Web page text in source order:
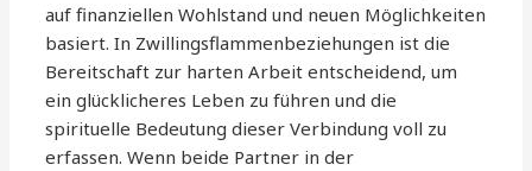
auf finanziellen Wohlstand und neuen Möglichkeiten
basiert. In Zwillingsflammenbeziehungen ist die
Bereitschaft zur harten Arbeit entscheidend, um
ein glücklicheres Leben zu führen und die
spirituelle Bedeutung dieser Verbindung voll zu
erfassen. Wenn beide Partner in der